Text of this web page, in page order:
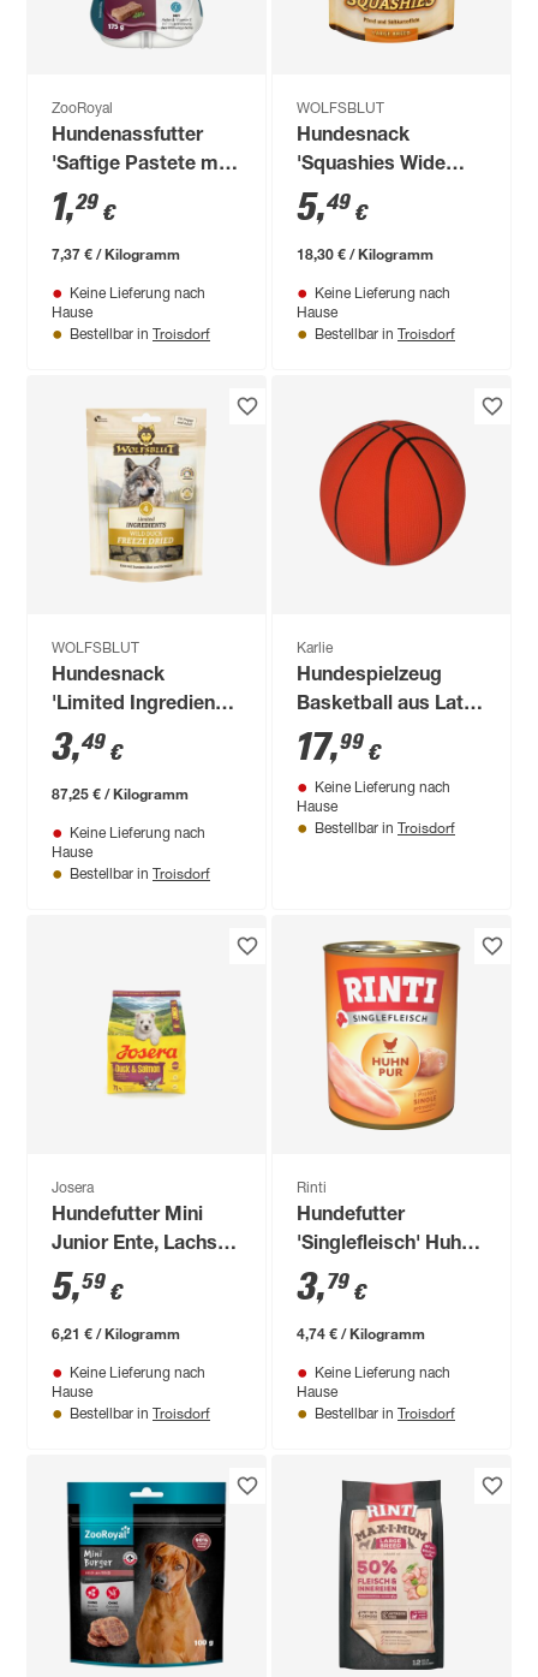
ZooRoyal
Hundenassfutter
'Saftige Pastete mit
Rind & Leber' 175 g
1,29 €
7,37 € / Kilogramm
Keine Lieferung nach
Hause
Bestellbar in Troisdorf
WOLFSBLUT
Hundesnack
'Squashies Wide
Plain Large Breed'
Adult 300 g
5,49 €
18,30 € / Kilogramm
Keine Lieferung nach
Hause
Bestellbar in Troisdorf
WOLFSBLUT
Hundesnack
'Limited Ingredients
Freeze Dried Wild
Duck' Alle 40 g
3,49 €
87,25 € / Kilogramm
Keine Lieferung nach
Hause
Bestellbar in Troisdorf
Karlie
Hundespielzeug
Basketball aus Latex
orange 13 cm
17,99 €
Keine Lieferung nach
Hause
Bestellbar in Troisdorf
Josera
Hundefutter Mini
Junior Ente, Lachs
900 g
5,59 €
6,21 € / Kilogramm
Keine Lieferung nach
Hause
Bestellbar in Troisdorf
Rinti
Hundefutter
'Singlefleisch' Huhn
Pur 800 g
3,79 €
4,74 € / Kilogramm
Keine Lieferung nach
Hause
Bestellbar in Troisdorf